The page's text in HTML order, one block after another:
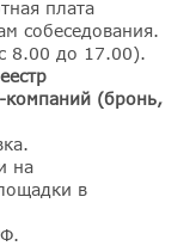
плата
собеседования.
8.00 до 17.00).
компаний (бронь,
на
в